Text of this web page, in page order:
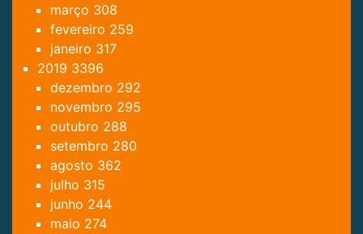
março 308
fevereiro 259
janeiro 317
2019 3396
dezembro 292
novembro 295
outubro 288
setembro 280
agosto 362
julho 315
junho 244
maio 274